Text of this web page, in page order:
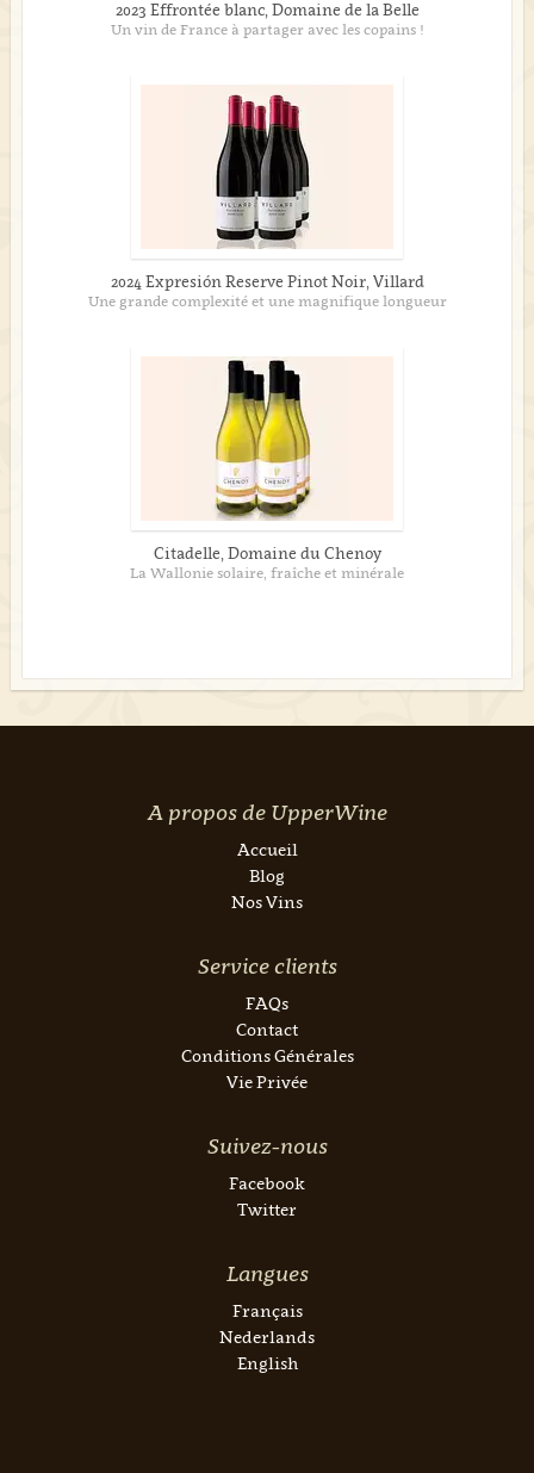
2023 Effrontée blanc, Domaine de la Belle
Un vin de France à partager avec les copains !
2024 Expresión Reserve Pinot Noir, Villard
Une grande complexité et une magnifique longueur
Citadelle, Domaine du Chenoy
La Wallonie solaire, fraîche et minérale
A propos de UpperWine
Accueil
Blog
Nos Vins
Service clients
FAQs
Contact
Conditions Générales
Vie Privée
Suivez-nous
Facebook
Twitter
Langues
Français
Nederlands
English